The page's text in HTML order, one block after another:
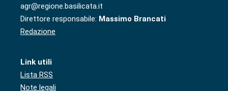
agr@regione.basilicata.it
Direttore responsabile: Massimo Brancati
Redazione
Link utili
Lista RSS
Note legali